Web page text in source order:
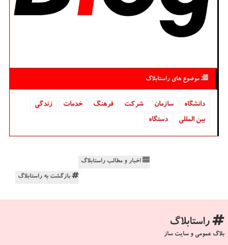
موضوع های راستابلاگ
دانشگاه‌ سازمان شركت فرهنگ خدمات
زندگی
بین المللی
دستگاه
اخبار و مطالب راستابلاگ
بازگشت به راستابلاگ
راستابلاگ
بلاگ عمومی و سایت ساز